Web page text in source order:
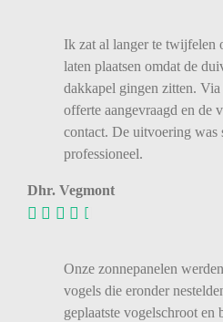
Ik zat al langer te twijfelen
laten plaatsen omdat de
dakkapel gingen zitten. Via
offerte aangevraagd en de
contact. De uitvoering was
professioneel.
Dhr. Vegmont
Onze zonnepanelen
vogels die eronder
geplaatste vogelschroot en